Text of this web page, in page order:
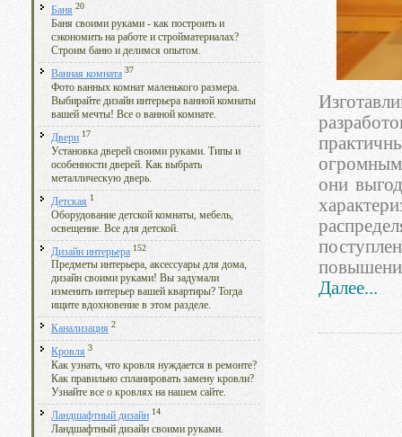
Баня 20
Баня своими руками - как построить и
сэкономить на работе и стройматериалах?
Строим баню и делимся опытом.
Ванная комната 37
Фото ванных комнат маленького размера.
Выбирайте дизайн интерьера ванной комнаты
вашей мечты! Все о ванной комнате.
Двери 17
Установка дверей своими руками. Типы и
особенности дверей. Как выбрать
металлическую дверь.
Детская 1
Оборудование детской комнаты, мебель,
освещение. Все для детской.
Дизайн интерьера 152
Предметы интерьера, аксессуары для дома,
дизайн своими руками! Вы задумали
изменить интерьер вашей квартиры? Тогда
ищите вдохновение в этом разделе.
Канализация 2
Кровля 3
Как узнать, что кровля нуждается в ремонте?
Как правильно спланировать замену кровли?
Узнайте все о кровлях на нашем сайте.
Ландшафтный дизайн 14
Ландшафтный дизайн своими руками.
они
Далее...